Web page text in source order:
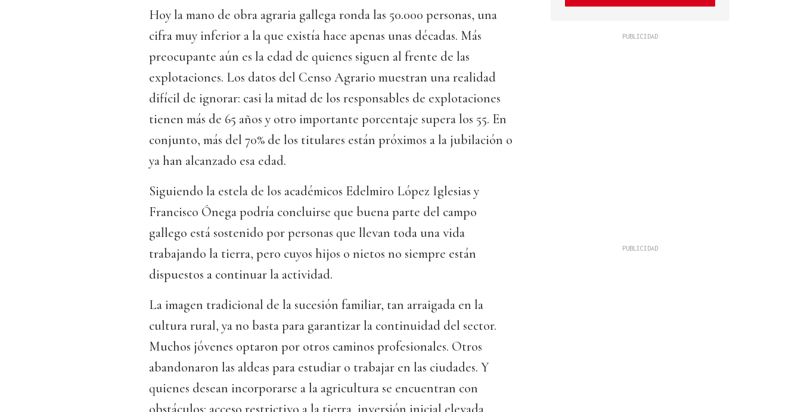
Hoy la mano de obra agraria gallega ronda las 50.000 personas, una
cifra muy inferior a la que existía hace apenas unas décadas. Más
preocupante aún es la edad de quienes siguen al frente de las
explotaciones. Los datos del Censo Agrario muestran una realidad
difícil de ignorar: casi la mitad de los responsables de explotaciones
tienen más de 65 años y otro importante porcentaje supera los 55. En
conjunto, más del 70% de los titulares están próximos a la jubilación o
ya han alcanzado esa edad.
Siguiendo la estela de los académicos Edelmiro López Iglesias y
Francisco Ónega podría concluirse que buena parte del campo
gallego está sostenido por personas que llevan toda una vida
trabajando la tierra, pero cuyos hijos o nietos no siempre están
dispuestos a continuar la actividad.
La imagen tradicional de la sucesión familiar, tan arraigada en la
cultura rural, ya no basta para garantizar la continuidad del sector.
Muchos jóvenes optaron por otros caminos profesionales. Otros
abandonaron las aldeas para estudiar o trabajar en las ciudades. Y
quienes desean incorporarse a la agricultura se encuentran con